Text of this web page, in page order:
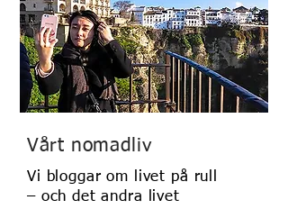
Vårt nomadliv
Vi bloggar om livet på rull
– och det andra livet